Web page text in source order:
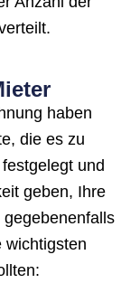
haben
die es zu
und
geben, Ihre
wichtigsten